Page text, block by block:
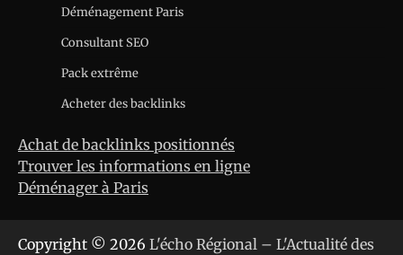
Déménagement Paris
Consultant SEO
Pack extrême
Acheter des backlinks
Achat de backlinks positionnés
Trouver les informations en ligne
Déménager à Paris
Copyright © 2026 L'écho Régional – L'Actualité des